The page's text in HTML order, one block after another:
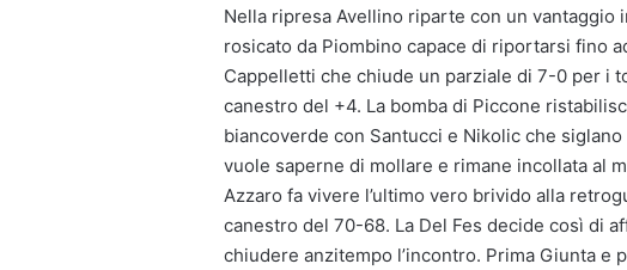
Nella ripresa Avellino riparte con un vantaggio
rosicato da Piombino capace di riportarsi fino
Cappelletti che chiude un parziale di 7-0 per i
canestro del +4. La bomba di Piccone
biancoverde con Santucci e Nikolic che
vuole saperne di mollare e rimane incollata al
Azzaro fa vivere l’ultimo vero brivido alla
canestro del 70-68. La Del Fes decide così di
chiudere anzitempo l’incontro. Prima Giunta e